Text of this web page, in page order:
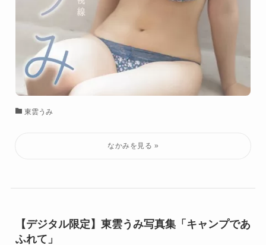
東雲うみ
【デジタル限定】東雲うみ写真集「キャンプであ
ふれて」